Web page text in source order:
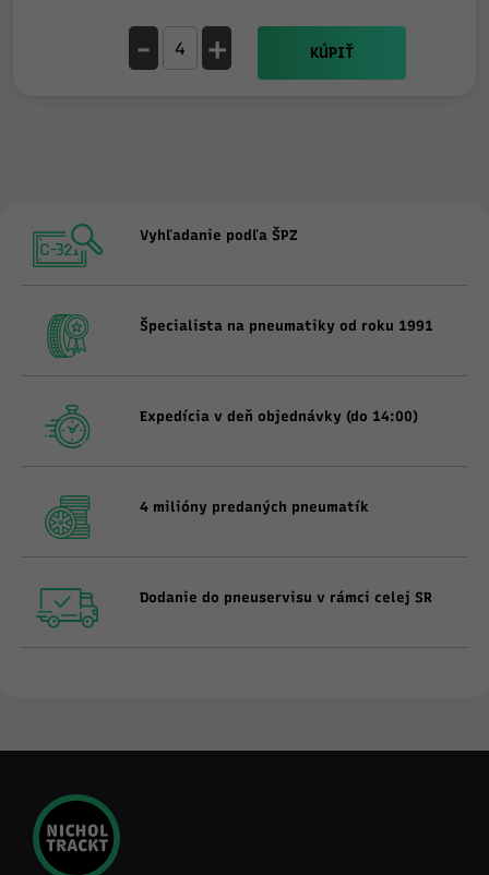
- + KÚPIŤ
Vyhľadanie podľa ŠPZ
Špecialista na pneumatiky od roku 1991
Expedícia v deň objednávky (do 14:00)
4 milióny predaných pneumatík
Dodanie do pneuservisu v rámci celej SR